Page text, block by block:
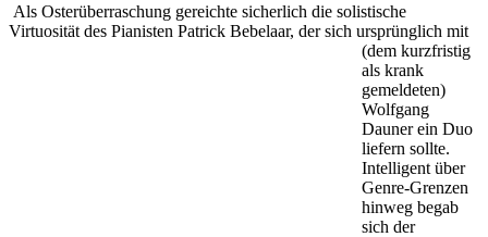
Als Osterüberraschung gereichte sicherlich die solistische
Virtuosität des Pianisten Patrick Bebelaar, der sich ursprünglich mit
(dem kurzfristig
als krank
gemeldeten)
Wolfgang
Dauner ein Duo
liefern sollte.
Intelligent über
Genre-Grenzen
hinweg begab
sich der